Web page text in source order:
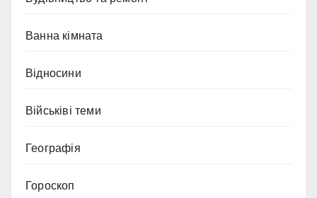
Ванна кімната
Відносини
Військіві теми
Географія
Гороскоп